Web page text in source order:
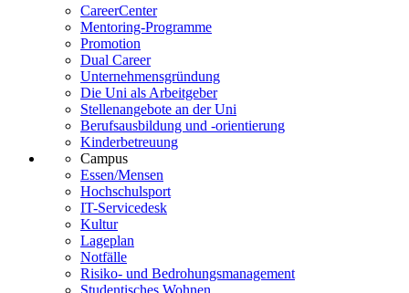
CareerCenter
Mentoring-Programme
Promotion
Dual Career
Unternehmensgründung
Die Uni als Arbeitgeber
Stellenangebote an der Uni
Berufsausbildung und -orientierung
Kinderbetreuung
Campus
Essen/Mensen
Hochschulsport
IT-Servicedesk
Kultur
Lageplan
Notfälle
Risiko- und Bedrohungsmanagement
Studentisches Wohnen